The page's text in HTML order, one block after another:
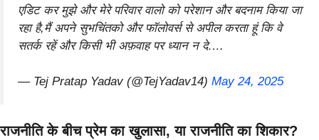
एडिट कर मुझे और मेरे परिवार वालो को परेशान और बदनाम किया जा
रहा है,मैं अपने सुभचिंतको और फॉलोवर्स से अपील करता हूं कि वे
सतर्क रहें और किसी भी अफ़वाह पर ध्यान न दे….
— Tej Pratap Yadav (@TejYadav14) May 24, 2025
राजनीति के बीच प्रेम का खुलासा, या राजनीति का शिकार?